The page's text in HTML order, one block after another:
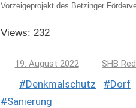
Vorzeigeprojekt des Betzinger
Views: 232
19. August 2022 SHB
Denkmalschutz Dorf
Sanierung